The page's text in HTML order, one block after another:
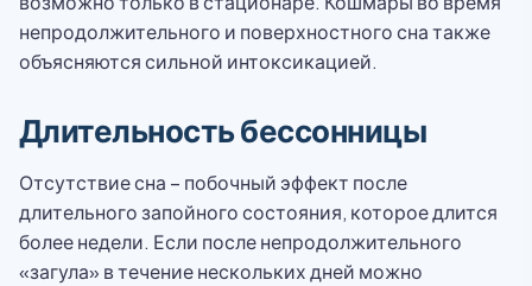
непродолжительного и поверхностного сна также
объясняются сильной интоксикацией.
Длительность бессонницы
Отсутствие сна – побочный эффект после
длительного запойного состояния, которое длится
более недели. Если после непродолжительного
«загула» в течение нескольких дней можно